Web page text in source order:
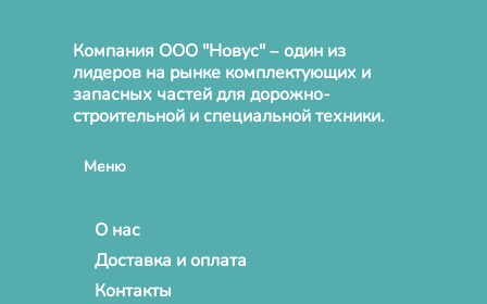
Компания ООО "Новус" – один из
лидеров на рынке комплектующих и
запасных частей для дорожно-
строительной и специальной техники.
Меню
О нас
Доставка и оплата
Контакты